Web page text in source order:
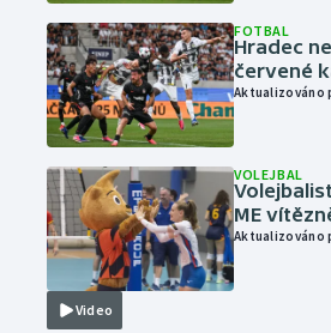
FOTBAL
Hradec
červené
Aktualizováno
Video
VOLEJBAL
ME
Aktualizováno